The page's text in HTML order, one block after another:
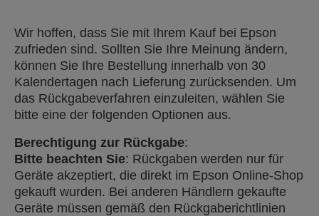
Wir hoffen, dass Sie mit Ihrem Kauf bei Epson
zufrieden sind. Sollten Sie Ihre Meinung ändern,
können Sie Ihre Bestellung innerhalb von 30
Kalendertagen nach Lieferung zurücksenden. Um
das Rückgabeverfahren einzuleiten, wählen Sie
bitte eine der folgenden Optionen aus.
Berechtigung zur Rückgabe:
Bitte beachten Sie: Rückgaben werden nur für
Geräte akzeptiert, die direkt im Epson Online-Shop
gekauft wurden. Bei anderen Händlern gekaufte
Geräte müssen gemäß den Rückgaberichtlinien